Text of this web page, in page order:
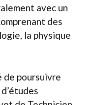
avec un
des
la physique
de poursuivre